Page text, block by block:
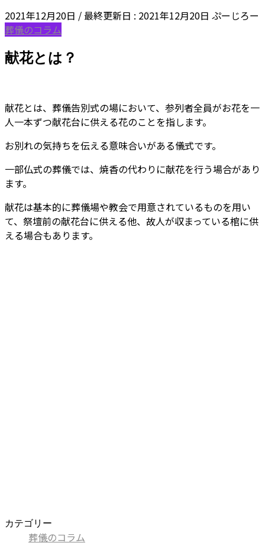
2021年12月20日 / 最終更新日 : 2021年12月20日 ぷーじろー
葬儀のコラム
献花とは？
献花とは、葬儀告別式の場において、参列者全員がお花を一
人一本ずつ献花台に供える花のことを指します。
お別れの気持ちを伝える意味合いがある儀式です。
一部仏式の葬儀では、焼香の代わりに献花を行う場合があり
ます。
献花は基本的に葬儀場や教会で用意されているものを用い
て、祭壇前の献花台に供える他、故人が収まっている棺に供
える場合もあります。
カテゴリー
葬儀のコラム